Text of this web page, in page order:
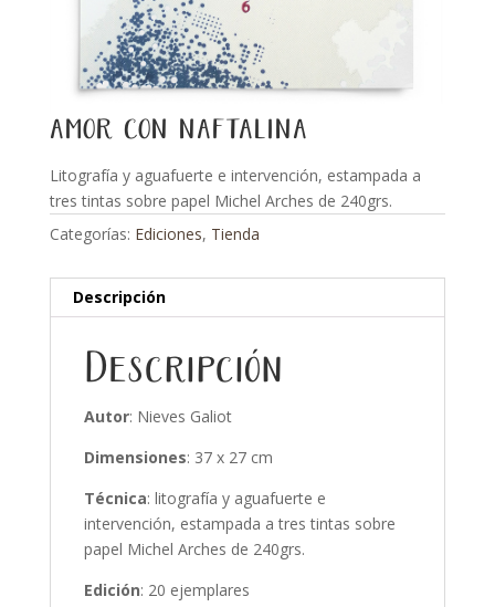
amor con naftalina
Litografía y aguafuerte e intervención, estampada a
tres tintas sobre papel Michel Arches de 240grs.
Categorías: Ediciones, Tienda
Descripción
Descripción
Autor: Nieves Galiot
Dimensiones: 37 x 27 cm
Técnica: litografía y aguafuerte e
intervención, estampada a tres tintas sobre
papel Michel Arches de 240grs.
Edición: 20 ejemplares